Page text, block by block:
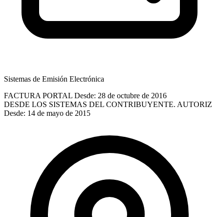
Sistemas de Emisión Electrónica
FACTURA PORTAL Desde: 28 de octubre de 2016
DESDE LOS SISTEMAS DEL CONTRIBUYENTE. AUTORIZ
Desde: 14 de mayo de 2015